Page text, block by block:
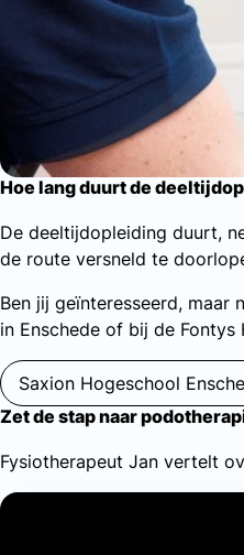
Hoe lang duurt de
De deeltijdopleiding duurt,
de route versneld te
Ben jij geïnteresseerd,
in Enschede of bij de Fontys
Saxion Hogeschool
Zet de stap naar
Fysiotherapeut Jan vertelt